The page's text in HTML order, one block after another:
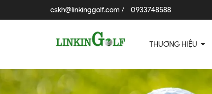
cskh@linkinggolf.com / 0933748588
THƯƠNG HIỆU